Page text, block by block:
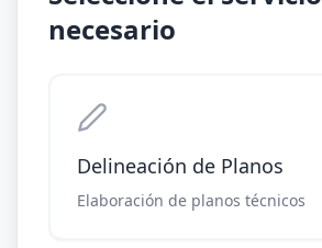
necesario
Delineación de Planos
Elaboración de planos técnicos